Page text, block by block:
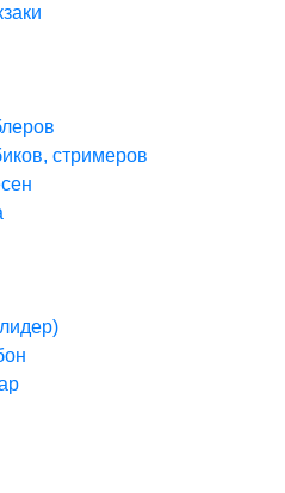
стримеров